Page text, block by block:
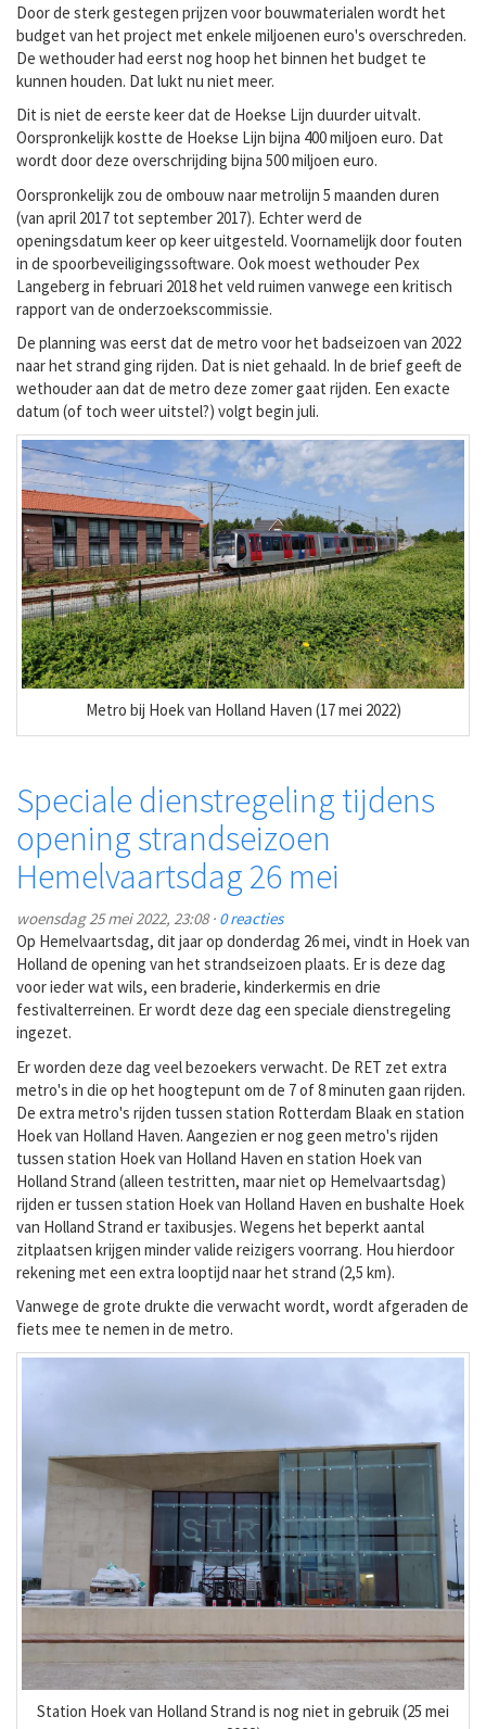
Door de sterk gestegen prijzen voor bouwmaterialen wordt het
budget van het project met enkele miljoenen euro's overschreden.
De wethouder had eerst nog hoop het binnen het budget te
kunnen houden. Dat lukt nu niet meer.
Dit is niet de eerste keer dat de Hoekse Lijn duurder uitvalt.
Oorspronkelijk kostte de Hoekse Lijn bijna 400 miljoen euro. Dat
wordt door deze overschrijding bijna 500 miljoen euro.
Oorspronkelijk zou de ombouw naar metrolijn 5 maanden duren
(van april 2017 tot september 2017). Echter werd de
openingsdatum keer op keer uitgesteld. Voornamelijk door fouten
in de spoorbeveiligingssoftware. Ook moest wethouder Pex
Langeberg in februari 2018 het veld ruimen vanwege een kritisch
rapport van de onderzoekscommissie.
De planning was eerst dat de metro voor het badseizoen van 2022
naar het strand ging rijden. Dat is niet gehaald. In de brief geeft de
wethouder aan dat de metro deze zomer gaat rijden. Een exacte
datum (of toch weer uitstel?) volgt begin juli.
Metro bij Hoek van Holland Haven (17 mei 2022)
Speciale dienstregeling tijdens
opening strandseizoen
Hemelvaartsdag 26 mei
woensdag 25 mei 2022, 23:08 · 0 reacties
Op Hemelvaartsdag, dit jaar op donderdag 26 mei, vindt in Hoek van
Holland de opening van het strandseizoen plaats. Er is deze dag
voor ieder wat wils, een braderie, kinderkermis en drie
festivalterreinen. Er wordt deze dag een speciale dienstregeling
ingezet.
Er worden deze dag veel bezoekers verwacht. De RET zet extra
metro's in die op het hoogtepunt om de 7 of 8 minuten gaan rijden.
De extra metro's rijden tussen station Rotterdam Blaak en station
Hoek van Holland Haven. Aangezien er nog geen metro's rijden
tussen station Hoek van Holland Haven en station Hoek van
Holland Strand (alleen testritten, maar niet op Hemelvaartsdag)
rijden er tussen station Hoek van Holland Haven en bushalte Hoek
van Holland Strand er taxibusjes. Wegens het beperkt aantal
zitplaatsen krijgen minder valide reizigers voorrang. Hou hierdoor
rekening met een extra looptijd naar het strand (2,5 km).
Vanwege de grote drukte die verwacht wordt, wordt afgeraden de
fiets mee te nemen in de metro.
Station Hoek van Holland Strand is nog niet in gebruik (25 mei